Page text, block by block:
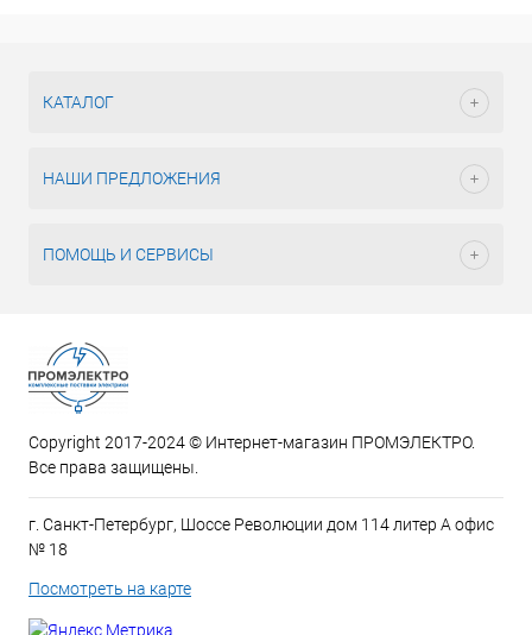
КАТАЛОГ
НАШИ ПРЕДЛОЖЕНИЯ
ПОМОЩЬ И СЕРВИСЫ
Copyright 2017-2024 © Интернет-магазин ПРОМЭЛЕКТРО.
Все права защищены.
г. Санкт-Петербург, Шоссе Революции дом 114 литер А офис
№ 18
Посмотреть на карте